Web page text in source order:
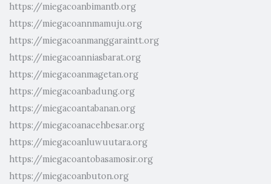
https://miegacoanbimantb.org
https://miegacoannmamuju.org
https://miegacoanmanggaraintt.org
https://miegacoanniasbarat.org
https://miegacoanmagetan.org
https://miegacoanbadung.org
https://miegacoantabanan.org
https://miegacoanacehbesar.org
https://miegacoanluwuutara.org
https://miegacoantobasamosir.org
https://miegacoanbuton.org